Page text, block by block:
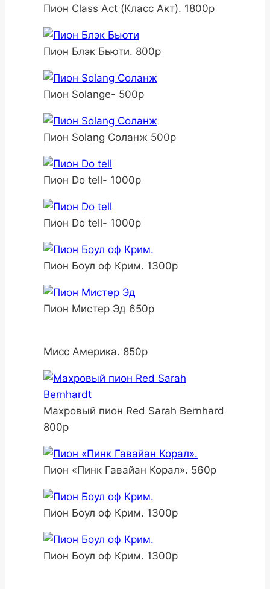
Пион Class Act (Класс Акт). 1800р
Пион Блэк Бьюти. 800р
Пион Solange- 500р
Пион Solang Соланж 500р
Пион Do tell- 1000р
Пион Do tell- 1000р
Пион Боул оф Крим. 1300р
Пион Мистер Эд 650р
Мисс Америка. 850р
Махровый пион Red Sarah Bernhard
800р
Пион «Пинк Гавайан Корал». 560р
Пион Боул оф Крим. 1300р
Пион Боул оф Крим. 1300р